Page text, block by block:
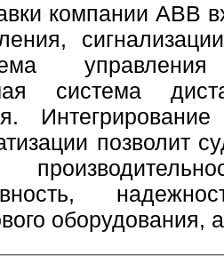
компании ABB
система
позволит
оборудования,